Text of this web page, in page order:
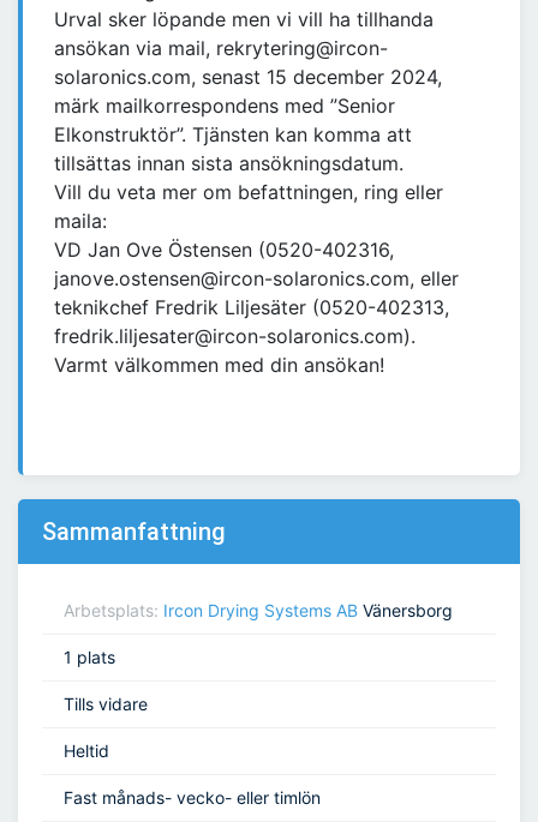
Urval sker löpande men vi vill ha tillhanda
ansökan via mail, rekrytering@ircon-
solaronics.com, senast 15 december 2024,
märk mailkorrespondens med ”Senior
Elkonstruktör”. Tjänsten kan komma att
tillsättas innan sista ansökningsdatum.
Vill du veta mer om befattningen, ring eller
maila:
VD Jan Ove Östensen (0520-402316,
janove.ostensen@ircon-solaronics.com, eller
teknikchef Fredrik Liljesäter (0520-402313,
fredrik.liljesater@ircon-solaronics.com).
Varmt välkommen med din ansökan!
Sammanfattning
Arbetsplats: Ircon Drying Systems AB Vänersborg
1 plats
Tills vidare
Heltid
Fast månads- vecko- eller timlön